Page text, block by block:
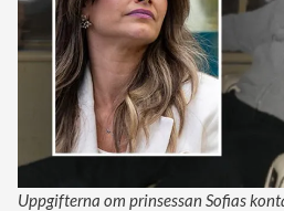
Uppgifterna om prinsessan Sofias